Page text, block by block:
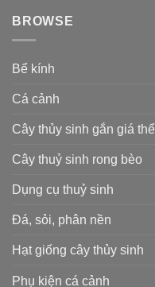
BROWSE
Bể kính
Cá cảnh
Cây thủy sinh gắn giá thể
Cây thuỷ sinh rong bèo
Dụng cụ thuỷ sinh
Đá, sỏi, phân nền
Hạt giống cây thủy sinh
Phụ kiện cá cảnh